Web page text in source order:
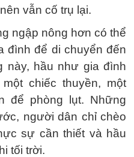
vẫn cố trụ lại.
ngập nông hơn có thể
đình để di chuyển đến
này, hầu như gia đình
chiếc thuyền, một
để phòng lụt. Những
người dân chỉ chèo
sự cần thiết và hầu
tối trời.